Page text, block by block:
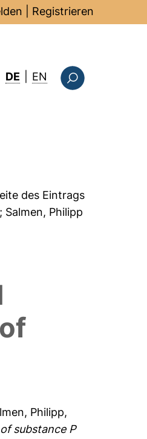
Registrieren
DE EN : this page in
des Eintrags
; Salmen, Philipp
Philipp,
substance P